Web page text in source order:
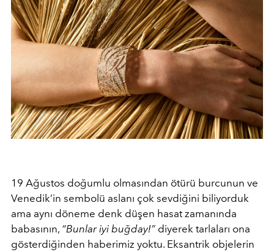
19 Ağustos doğumlu olmasından ötürü burcunun ve
Venedik’in sembolü aslanı çok sevdiğini biliyorduk
ama aynı döneme denk düşen hasat zamanında
babasının, “Bunlar iyi buğday!” diyerek tarlaları ona
gösterdiğinden haberimiz yoktu. Eksantrik objelerin